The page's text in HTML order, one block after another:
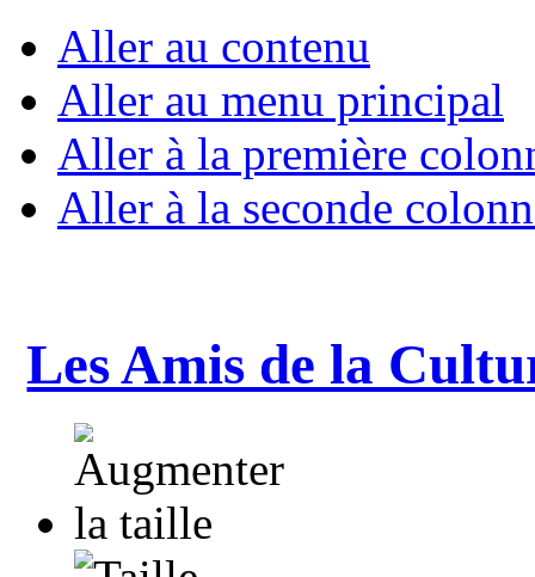
Aller au contenu
Aller au menu principal
Aller à la première
Aller à la seconde
Les Amis de la